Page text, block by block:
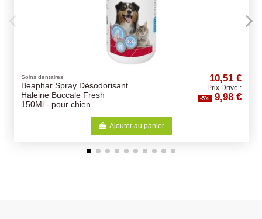
Prix Drive :
-5% 9,98 €
Compléments Alimentaires
Vers de Farine Séchés